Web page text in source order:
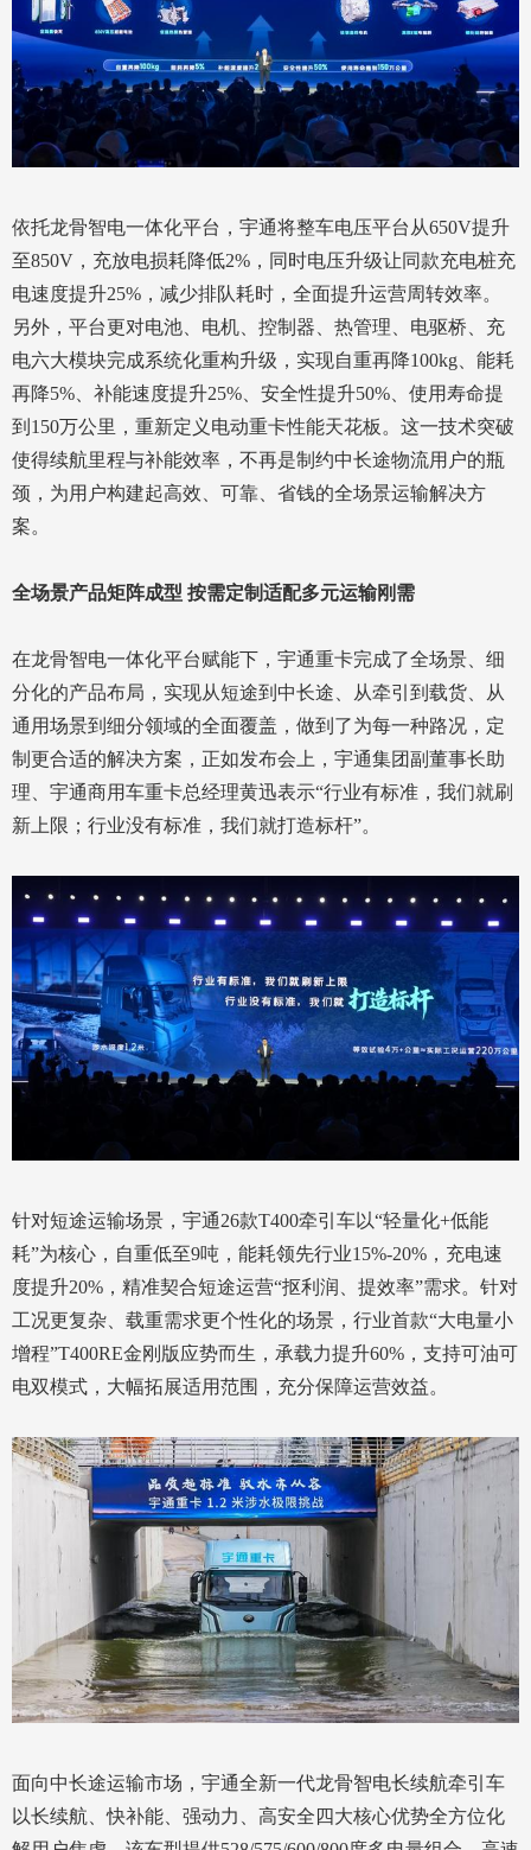
依托龙骨智电一体化平台，宇通将整车电压平台从650V提升
至850V，充放电损耗降低2%，同时电压升级让同款充电桩充
电速度提升25%，减少排队耗时，全面提升运营周转效率。
另外，平台更对电池、电机、控制器、热管理、电驱桥、充
电六大模块完成系统化重构升级，实现自重再降100kg、能耗
再降5%、补能速度提升25%、安全性提升50%、使用寿命提
到150万公里，重新定义电动重卡性能天花板。这一技术突破
使得续航里程与补能效率，不再是制约中长途物流用户的瓶
颈，为用户构建起高效、可靠、省钱的全场景运输解决方
案。
全场景产品矩阵成型 按需定制适配多元运输刚需
在龙骨智电一体化平台赋能下，宇通重卡完成了全场景、细
分化的产品布局，实现从短途到中长途、从牵引到载货、从
通用场景到细分领域的全面覆盖，做到了为每一种路况，定
制更合适的解决方案，正如发布会上，宇通集团副董事长助
理、宇通商用车重卡总经理黄迅表示“行业有标准，我们就刷
新上限；行业没有标准，我们就打造标杆”。
针对短途运输场景，宇通26款T400牵引车以“轻量化+低能
耗”为核心，自重低至9吨，能耗领先行业15%-20%，充电速
度提升20%，精准契合短途运营“抠利润、提效率”需求。针对
工况更复杂、载重需求更个性化的场景，行业首款“大电量小
增程”T400RE金刚版应势而生，承载力提升60%，支持可油可
电双模式，大幅拓展适用范围，充分保障运营效益。
面向中长途运输市场，宇通全新一代龙骨智电长续航牵引车
以长续航、快补能、强动力、高安全四大核心优势全方位化